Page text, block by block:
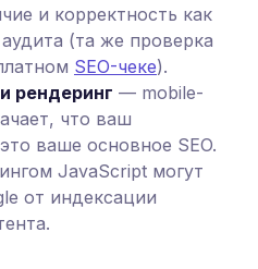
и корректность как
(та же проверка
SEO-чеке).
рендеринг — mobile-
что ваш
ваше основное SEO.
JavaScript могут
от индексации